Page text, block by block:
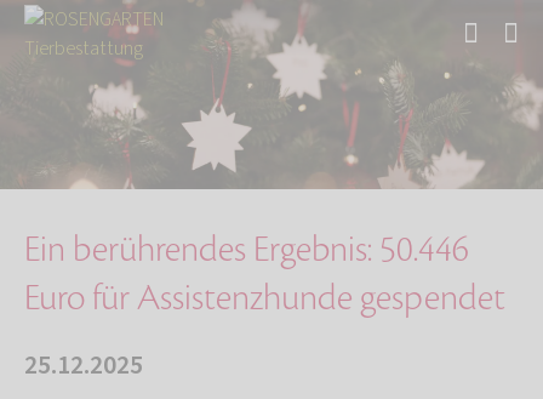
Über uns
Aktuelles
Ein berührendes Ergebnis: 50.446 Euro für Ass…
Ein berührendes Ergebnis: 50.446
Euro für Assistenzhunde gespendet
25.12.2025